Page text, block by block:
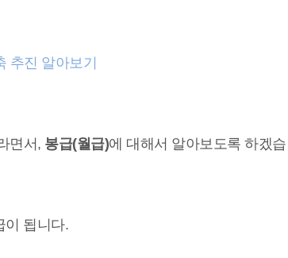
추진 알아보기
면서, 봉급(월급)에 대해서 알아보도록 하겠습
이 됩니다.